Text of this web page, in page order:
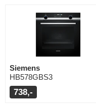
Siemens
HB578GBS3
738,-